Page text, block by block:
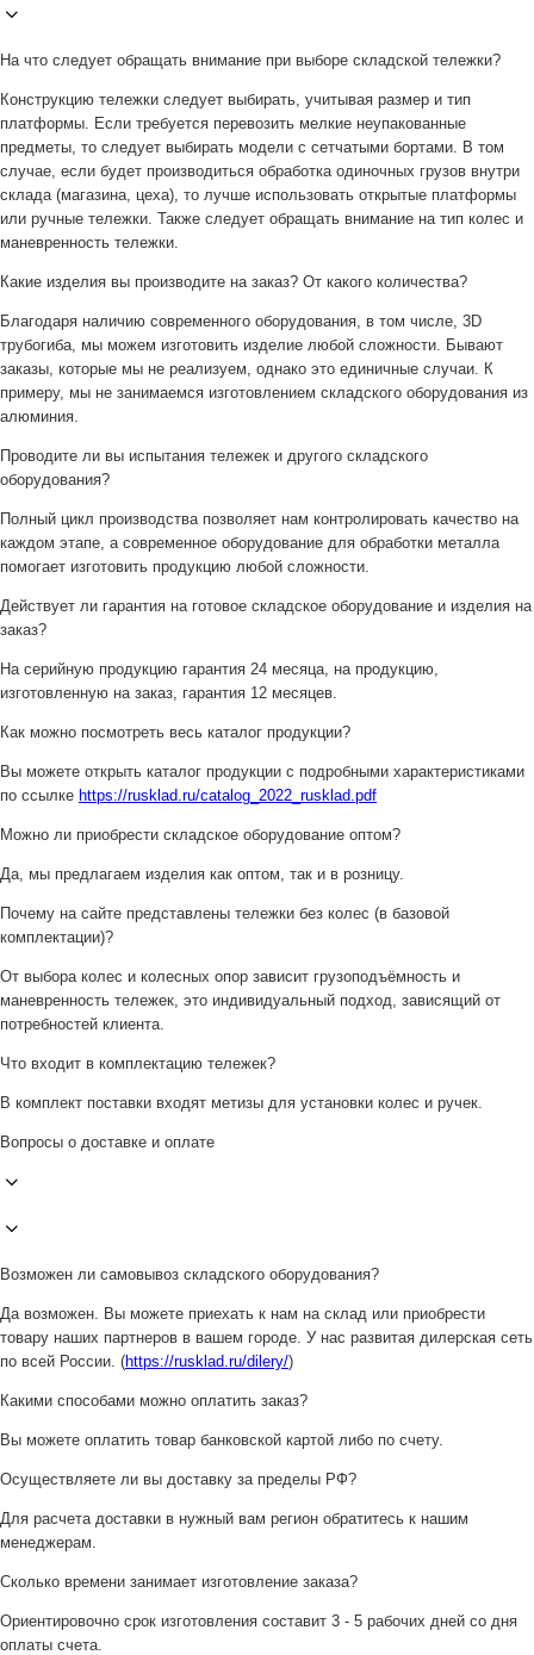
На что следует обращать внимание при выборе складской тележки?
Конструкцию тележки следует выбирать, учитывая размер и тип
платформы. Если требуется перевозить мелкие неупакованные
предметы, то следует выбирать модели с сетчатыми бортами. В том
случае, если будет производиться обработка одиночных грузов внутри
склада (магазина, цеха), то лучше использовать открытые платформы
или ручные тележки. Также следует обращать внимание на тип колес и
маневренность тележки.
Какие изделия вы производите на заказ? От какого количества?
Благодаря наличию современного оборудования, в том числе, 3D
трубогиба, мы можем изготовить изделие любой сложности. Бывают
заказы, которые мы не реализуем, однако это единичные случаи. К
примеру, мы не занимаемся изготовлением складского оборудования из
алюминия.
Проводите ли вы испытания тележек и другого складского
оборудования?
Полный цикл производства позволяет нам контролировать качество на
каждом этапе, а современное оборудование для обработки металла
помогает изготовить продукцию любой сложности.
Действует ли гарантия на готовое складское оборудование и изделия на
заказ?
На серийную продукцию гарантия 24 месяца, на продукцию,
изготовленную на заказ, гарантия 12 месяцев.
Как можно посмотреть весь каталог продукции?
Вы можете открыть каталог продукции с подробными характеристиками
по ссылке https://rusklad.ru/catalog_2022_rusklad.pdf
Можно ли приобрести складское оборудование оптом?
Да, мы предлагаем изделия как оптом, так и в розницу.
Почему на сайте представлены тележки без колес (в базовой
комплектации)?
От выбора колес и колесных опор зависит грузоподъёмность и
маневренность тележек, это индивидуальный подход, зависящий от
потребностей клиента.
Что входит в комплектацию тележек?
В комплект поставки входят метизы для установки колес и ручек.
Вопросы о доставке и оплате
Возможен ли самовывоз складского оборудования?
Да возможен. Вы можете приехать к нам на склад или приобрести
товару наших партнеров в вашем городе. У нас развитая дилерская сеть
по всей России. (https://rusklad.ru/dilery/)
Какими способами можно оплатить заказ?
Вы можете оплатить товар банковской картой либо по счету.
Осуществляете ли вы доставку за пределы РФ?
Для расчета доставки в нужный вам регион обратитесь к нашим
менеджерам.
Сколько времени занимает изготовление заказа?
Ориентировочно срок изготовления составит 3 - 5 рабочих дней со дня
оплаты счета.